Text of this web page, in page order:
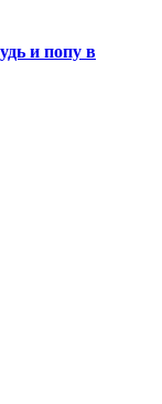
и попу в